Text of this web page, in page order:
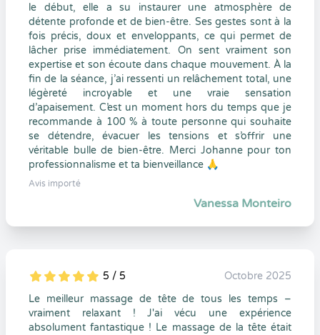
le début, elle a su instaurer une atmosphère de
détente profonde et de bien-être. Ses gestes sont à la
fois précis, doux et enveloppants, ce qui permet de
lâcher prise immédiatement. On sent vraiment son
expertise et son écoute dans chaque mouvement. À la
fin de la séance, j’ai ressenti un relâchement total, une
légèreté incroyable et une vraie sensation
d’apaisement. C’est un moment hors du temps que je
recommande à 100 % à toute personne qui souhaite
se détendre, évacuer les tensions et s’offrir une
véritable bulle de bien-être. Merci Johanne pour ton
professionnalisme et ta bienveillance 🙏
Avis importé
Vanessa Monteiro
5
1
5
0 5 / 5
Octobre 2025
Le meilleur massage de tête de tous les temps –
vraiment relaxant ! J'ai vécu une expérience
absolument fantastique ! Le massage de la tête était